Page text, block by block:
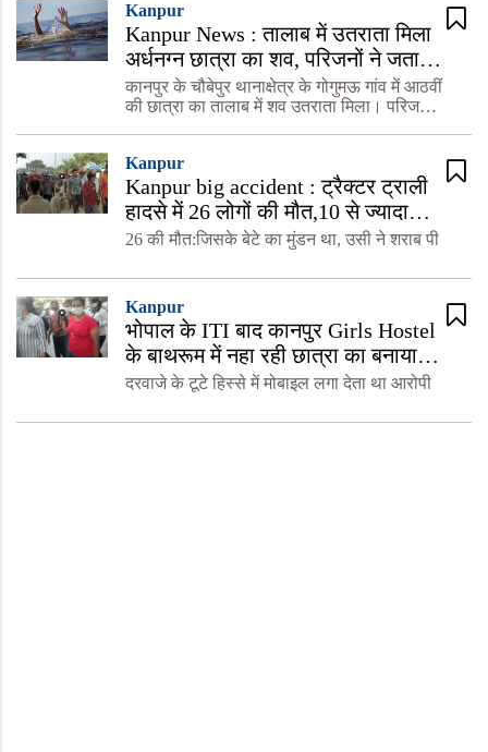
Kanpur
Kanpur News : तालाब में उतराता मिला
अर्धनग्न छात्रा का शव, परिजनों ने जताई
हत्या की आशंका, जांच में जुटी पुलिस
कानपुर के चौबेपुर थानाक्षेत्र के गोगुमऊ गांव में आठवीं
की छात्रा का तालाब में शव उतराता मिला। परिजनों
Kanpur
Kanpur big accident : ट्रैक्टर ट्राली
हादसे में 26 लोगों की मौत,10 से ज्यादा
घायल, पांच पुलिसकर्मी सस्पेंड
26 की मौत:जिसके बेटे का मुंडन था, उसी ने शराब पी
Kanpur
भोपाल के ITI बाद कानपुर Girls Hostel
के बाथरूम में नहा रही छात्रा का बनाया
अश्लील वीडियो
दरवाजे के टूटे हिस्से में मोबाइल लगा देता था आरोपी